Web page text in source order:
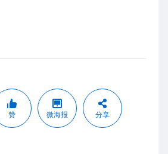
赞 微海报 分享